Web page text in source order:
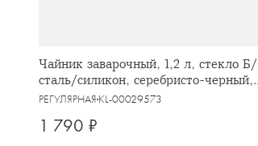
Чайник заварочный, 1,2 л, стекло Б/
сталь/силикон, серебристо-черный,
Base black
РЕГУЛЯРНАЯ KL-00029573
1 790 ₽